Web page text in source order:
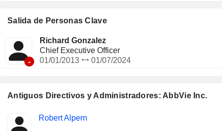
Antiguos Directivos y Administradores: AbbVie Inc.
Insider
Funciones
ocupadas
Robert Alpern
Salida de Personas Clave
-
Richard Gonzalez
Chief Executive Officer
01/01/2013
01/07/2024